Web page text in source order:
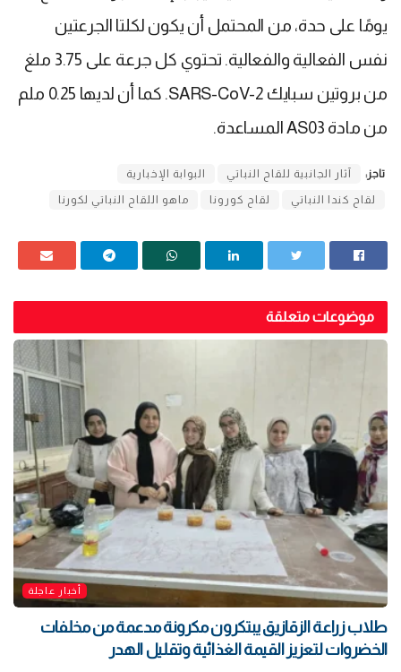
يومًا على حدة، من المحتمل أن يكون لكلتا الجرعتين
نفس الفعالية والفعالية. تحتوي كل جرعة على 3.75 ملغ
من بروتين سبايك SARS-CoV-2. كما أن لديها 0.25 ملم
من مادة AS03 المساعدة.
تاجز: آثار الجانبية للقاح النباتي البوابة الإخبارية
لقاح كندا النباتي لقاح كورونا ماهو اللقاح النباتي لكورنا
موضوعات متعلقة
أخبار عاجلة
طلاب زراعة الزقازيق يبتكرون مكرونة مدعمة من مخلفات
الخضروات لتعزيز القيمة الغذائية وتقليل الهدر